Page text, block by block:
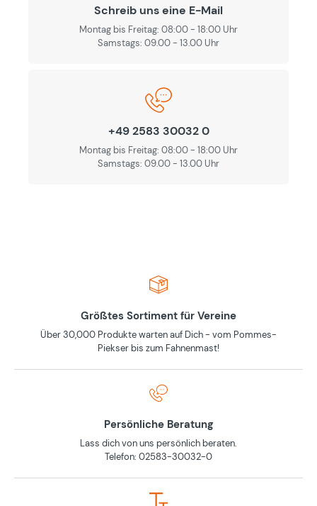
Schreib uns eine E-Mail
Montag bis Freitag: 08:00 - 18:00 Uhr
Samstags: 09.00 - 13.00 Uhr
+49 2583 30032 0
Montag bis Freitag: 08:00 - 18:00 Uhr
Samstags: 09.00 - 13.00 Uhr
Größtes Sortiment für Vereine
Über 30,000 Produkte warten auf Dich - vom Pommes-
Piekser bis zum Fahnenmast!
Persönliche Beratung
Lass dich von uns persönlich beraten.
Telefon: 02583-30032-0